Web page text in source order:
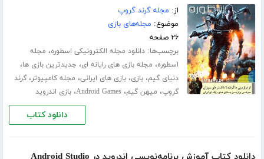
از: مجله گرند گروپ
موضوع: مجله‌های بازی
۲۶ صفحه
برچسب‌ها:دانلود مجله الکترونیکی اسطوره، مجله
اسطوره، مجله بازی های رایانه ای، جدیدترین بازی ها،
دنیای گیم،بازی،بازی های ایرانی، مجله کامپیوتر،گرند
گروپ، میهن گیم،Android Games،بازی اندروید
دانلود کتاب